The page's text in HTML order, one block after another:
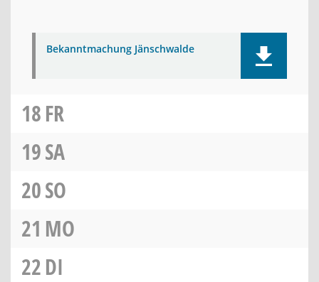
Bekanntmachung Jänschwalde
18FR
19SA
20SO
21 MO
22DI